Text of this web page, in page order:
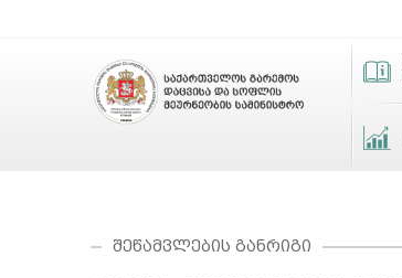
ᲨᲔᲬᲐᲛᲕᲚᲔᲑᲘᲡ ᲒᲐᲜᲠᲘᲒᲘ